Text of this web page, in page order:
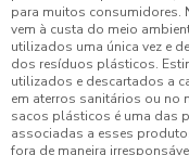
para muitos consumidores.
vem à custa do meio
utilizados uma única vez e
dos resíduos plásticos.
utilizados e descartados a
em aterros sanitários ou no
sacos plásticos é uma das
associadas a esses
fora de maneira